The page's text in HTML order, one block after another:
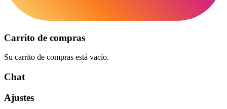
Carrito de compras
Su carrito de compras está vacío.
Chat
Ajustes